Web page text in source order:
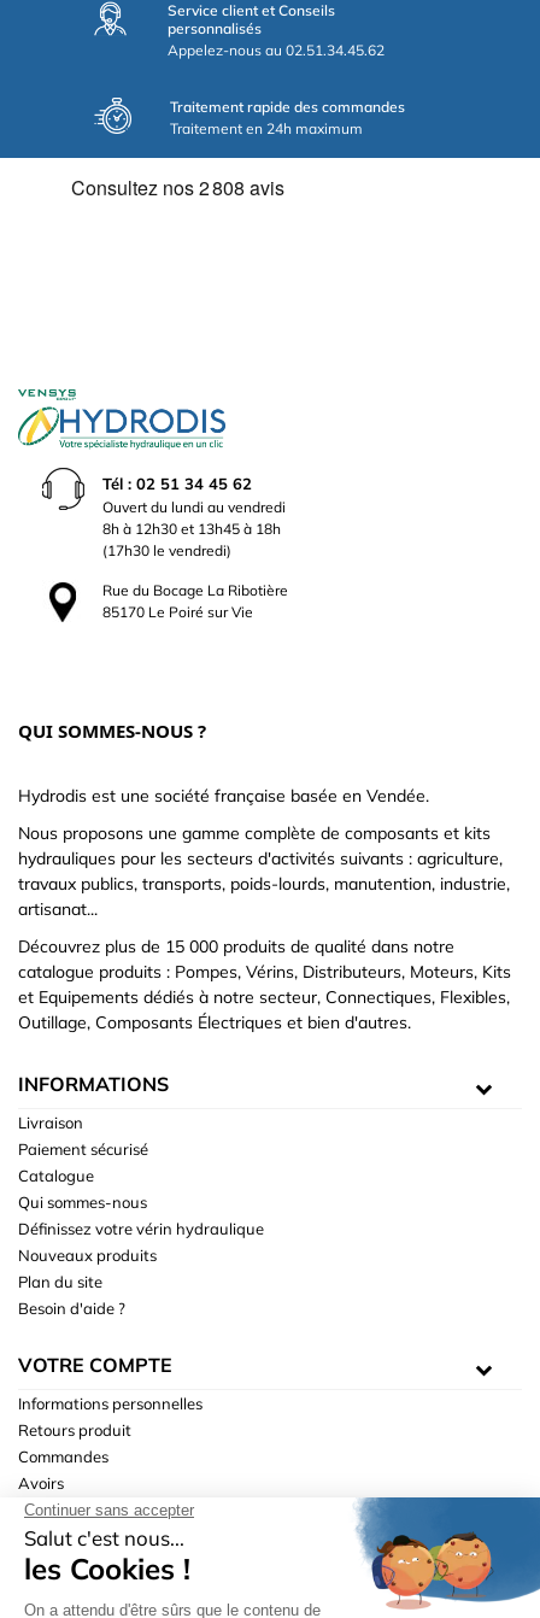
Service client et Conseils
personnalisés
Appelez-nous au 02.51.34.45.62
Traitement rapide des commandes
Traitement en 24h maximum
Tél : 02 51 34 45 62
Ouvert du lundi au vendredi
8h à 12h30 et 13h45 à 18h
(17h30 le vendredi)
Rue du Bocage La Ribotière
85170 Le Poiré sur Vie
QUI SOMMES-NOUS ?
Hydrodis est une société française basée en Vendée.
Nous proposons une gamme complète de composants et kits
hydrauliques pour les secteurs d'activités suivants : agriculture,
travaux publics, transports, poids-lourds, manutention, industrie,
artisanat...
Découvrez plus de 15 000 produits de qualité dans notre
catalogue produits : Pompes, Vérins, Distributeurs, Moteurs, Kits
et Equipements dédiés à notre secteur, Connectiques, Flexibles,
Outillage, Composants Électriques et bien d'autres.
INFORMATIONS
Livraison
Paiement sécurisé
Catalogue
Qui sommes-nous
Définissez votre vérin hydraulique
Nouveaux produits
Plan du site
Besoin d'aide ?
VOTRE COMPTE
Informations personnelles
Retours produit
Commandes
Avoirs
Adresses
Bons de réduction